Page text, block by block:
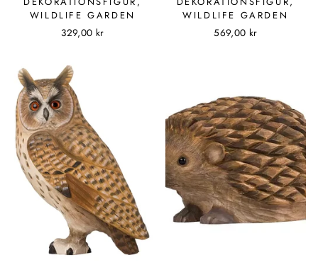
WILDLIFE GARDEN
329,00 kr
WILDLIFE GARDEN
569,00 kr